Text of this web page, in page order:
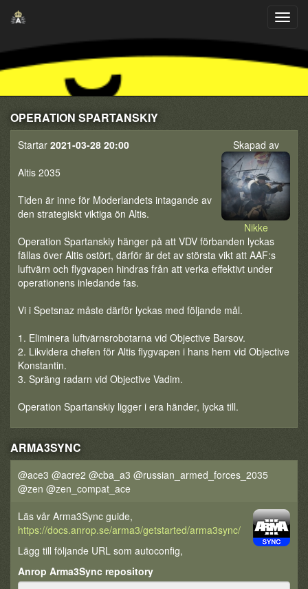
OPERATION SPARTANSKIY
Skapad av
Nikke
Startar 2021-03-28 20:00
Altis 2035
Tiden är inne för Moderlandets intagande av
den strategiskt viktiga ön Altis.
Operation Spartanskiy hänger på att VDV förbanden lyckas
fällas över Altis ostört, därför är det av största vikt att AAF:s
luftvärn och flygvapen hindras från att verka effektivt under
operationens inledande fas.
Vi i Spetsnaz måste därför lyckas med följande mål.
1. Eliminera luftvärnsrobotarna vid Objective Barsov.
2. Likvidera chefen för Altis flygvapen i hans hem vid Objective
Konstantin.
3. Spräng radarn vid Objective Vadim.
Operation Spartanskiy ligger i era händer, lycka till.
ARMA3SYNC
@ace3 @acre2 @cba_a3 @russian_armed_forces_2035
@zen @zen_compat_ace
Läs vår Arma3Sync guide,
https://docs.anrop.se/arma3/getstarted/arma3sync/
Lägg till följande URL som autoconfig,
Anrop Arma3Sync repository